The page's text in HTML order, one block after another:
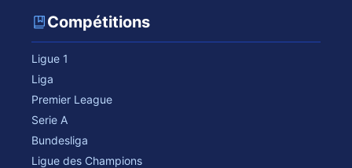
Compétitions
Ligue 1
Liga
Premier League
Serie A
Bundesliga
Ligue des Champions